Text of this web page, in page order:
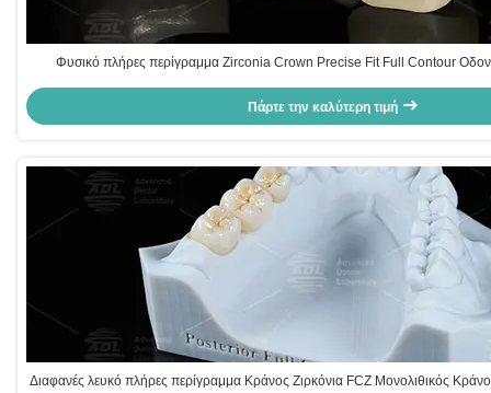
Φυσικό πλήρες περίγραμμα Zirconia Crown Precise Fit Full Contour
Πάρτε την καλύτερη τιμή
Διαφανές λευκό πλήρες περίγραμμα Κράνος Ζιρκόνια FCZ Μονολιθικός